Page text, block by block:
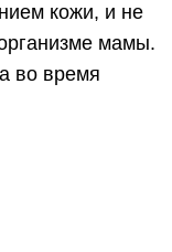
кожи, и не
мамы.
во время